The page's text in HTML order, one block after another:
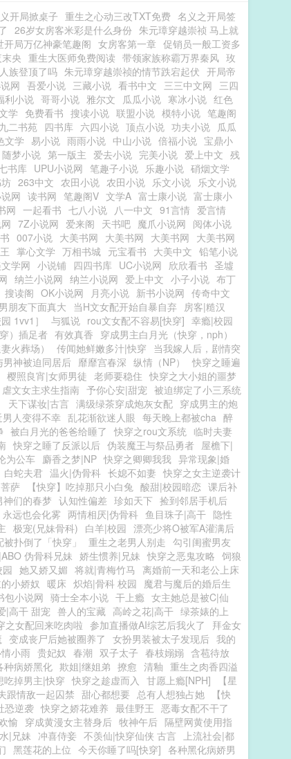
开局掀桌子 重生之心动三改TXT免费 名义之开局签
26岁女房客米彩是什么身份 朱元璋穿越崇祯 马上就
开局万亿神豪笔趣阁 女房客第一章 促销员一般工资多
央 重生大医师免费阅读 带领家族称霸万界秦风 玫
族登顶了吗 朱元璋穿越崇祯的情节跌宕起伏 开局帝
网 吾爱小说 三藏小说 看书中文 三三中文网 三四
利小说 哥哥小说 雅尔文 瓜瓜小说 寒冰小说 红色
学 免费看书 搜读小说 联盟小说 模特小说 笔趣阁
九二书苑 四书库 六四小说 顶点小说 功夫小说 瓜瓜
文学 易小说 雨雨小说 中山小说 倍福小说 宝鼎小
随梦小说 第一版主 爱去小说 完美小说 爱上中文 残
书库 UPU小说网 笔趣子小说 乐趣小说 硝烟文学
263中文 农田小说 农田小说 乐文小说 乐文小说
网 读书网 笔趣阁V 文学A 富士康小说 富士康小
网 一起看书 七八小说 八一中文 91言情 爱言情
7Z小说网 爱来阁 天书吧 魔爪小说网 阅体小说
007小说 大美书网 大美书网 大美书网 大美书网
掌心文学 万相书城 元宝看书 大美中文 铅笔小说
学网 小说铺 四四书库 UC小说网 欣欣看书 圣墟
纳兰小说网 纳兰小说网 爱上中文 小子小说 布丁
搜读阁 OK小说网 月亮小说 新书小说网 传奇中文
朋友下面真大 当H文女配开始自暴自弃 房客|糙汉
1vv1］ 与狐说 rou文女配不容易[快穿] 幸瘾|校园
穿）插足者 有效真香 穿成男主白月光（快穿，nph）
火葬场） 传闻她鲜嫩多汁|快穿 当我嫁人后，剧情突
男神被迫同居后 靡靡宫春深 纵情（NP）
快穿之睡遍
樱照良宵|女师男徒 老师要稳住 快穿之大小姐的噩梦
虐文女主求生指南 予你心安|甜宠 被迫绑定了小三系统
天下谋妆|古言 满级绿茶穿成炮灰女配 穿成男主的炮
男人变得不幸 乱花渐欲迷人眼 每天晚上都被cha 醉
被白月光的爸爸给睡了 快穿之rou文系统 临时夫妻
快穿之睡了反派以后 伪装魔王与祭品勇者 屋檐下|
为公车 麝香之梦|NP 快穿之卿卿我我 异常现象|婚
白蛇夫君 温火|伪骨科 长媳不如妻 快穿之女主逆袭计
萨 【快穿】吃掉那只小白兔 酸甜|校园暗恋 课后补
们的春梦 认知性偏差 珍如天下 捡到邻居手机后
永远也会化雾 两情相厌|伪骨科 鱼目珠子|高干 隐性
极宠(兄妹骨科) 白羊|校园 漂亮少将O被军A灌满后
扑倒了「快穿」 重生之老男人别走 勾引闺蜜男友
伪骨科兄妹 娇生惯养|兄妹 快穿之恶鬼攻略 饲狼
她又娇又媚 将就|青梅竹马 离婚前一天和老公上床
小娇奴 暖床 炽焰|骨科 校园 魔君与魔后的婚后生
包小说网 骑士全本小说 干上瘾 女主她总是被C|仙
|高干 甜宠 兽人的宝藏 高岭之花|高干 绿茶婊的上
之女配回来吃肉啦 参加直播做AI综艺后我火了
拜金女
变成丧尸后她被圈养了 女扮男装被太子发现后 我的
小雨 贵妃奴 春潮 双子太子 春枝嫋嫋 含苞待放
种病娇黑化 欺姐|继姐弟 撩愈 清釉 重生之肉香四溢
吃掉男主|快穿 快穿之趁虚而入 甘愿上瘾[NPH]
【星
跟情敌一起囚禁 甜心都想要 总有人想独占她
【快
恐逆袭 快穿之娇花难养 最佳野王 恶毒女配不干了
愉 穿成黄漫女主替身后 牧神午后 隔壁网黄使用指
|兄妹 冲喜侍妾 不羡仙|快穿仙侠 古言
上流社会|都
黑莲花的上位 今天你睡了吗[快穿] 各种黑化病娇男